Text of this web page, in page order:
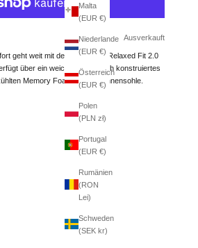
Malta
(EUR €)
Niederlande
(EUR €)
Österreich
(EUR €)
Polen
(PLN zł)
Portugal
(EUR €)
Rumänien
(RON
Lei)
Schweden
(SEK kr)
Ausverkauft
geht weit mit dem Skechers Relaxed Fit 2.0
über ein weiches, technisch konstruiertes
Memory Foam-Komfort-Innensohle.